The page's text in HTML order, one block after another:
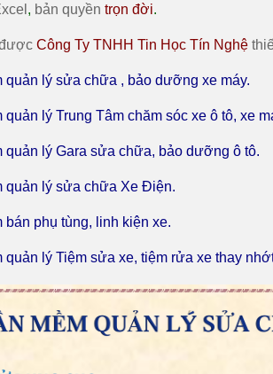
, bản quyền trọn đời.
Công Ty TNHH Tin Học Tín Nghệ
quản lý sửa chữa , bảo dưỡng xe máy.
quản lý Trung Tâm chăm sóc xe ô tô, xe
quản lý Gara sửa chữa, bảo dưỡng ô tô.
quản lý sửa chữa Xe Điện.
bán phụ tùng, linh kiện xe.
quản lý Tiệm sửa xe, tiệm rửa xe thay